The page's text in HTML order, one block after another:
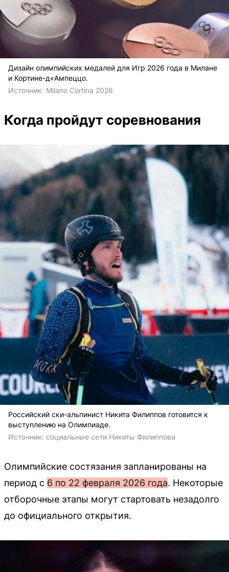
Дизайн олимпийских медалей для Игр 2026 года в Милане
и Кортине-д«Ампеццо.
Источник: Milano Cortina 2026
Когда пройдут соревнования
Российский ски-альпинист Никита Филиппов готовится к
выступлению на Олимпиаде.
Источник: социальные сети Никиты Филиппова
Олимпийские состязания запланированы на
период с 6 по 22 февраля 2026 года. Некоторые
отборочные этапы могут стартовать незадолго
до официального открытия.